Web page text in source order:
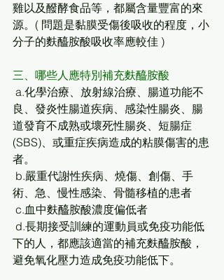
雞以及醱酵食品等，都屬含量豐富的來
源。( 問題是黏膜受傷後吸收的程度，小
分子的麩醯胺酸吸收率應較佳 )
三、哪些人應特別補充麩醯胺酸
良、發炎性腸道疾病、感染性腸炎、腸
道發育不成熟或壞死性腸炎、短腸症
(SBS)、或重症疾病造成的粘膜傷害的患
者。
術、急、慢性感染、骨髓移植的患者
c.血中麩醯胺酸濃度偏低者
下的人，都應該適當的補充麩醯胺酸，
避免氧化壓力造成免疫功能低下。